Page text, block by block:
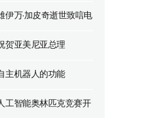
伊万·加皮奇逝世致唁电
贺亚美尼亚总理
主机器人的功能
工智能奥林匹克竞赛开